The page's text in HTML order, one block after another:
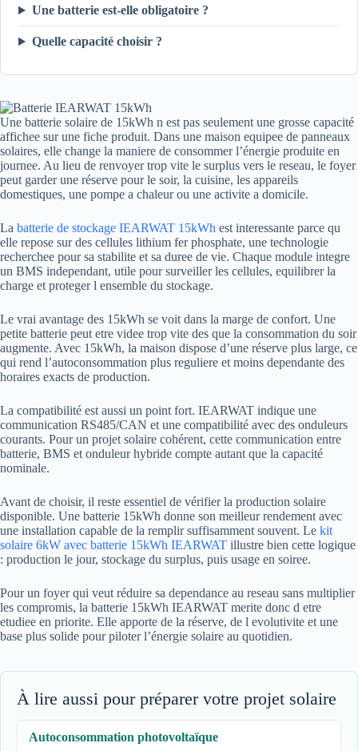
Une batterie est-elle obligatoire ?
Quelle capacité choisir ?
Une batterie solaire de 15kWh n est pas seulement une grosse capacité
affichee sur une fiche produit. Dans une maison equipee de panneaux
solaires, elle change la maniere de consommer l’énergie produite en
journee. Au lieu de renvoyer trop vite le surplus vers le reseau, le foyer
peut garder une réserve pour le soir, la cuisine, les appareils
domestiques, une pompe a chaleur ou une activite a domicile.
La batterie de stockage IEARWAT 15kWh est interessante parce qu
elle repose sur des cellules lithium fer phosphate, une technologie
recherchee pour sa stabilite et sa duree de vie. Chaque module integre
un BMS independant, utile pour surveiller les cellules, equilibrer la
charge et proteger l ensemble du stockage.
Le vrai avantage des 15kWh se voit dans la marge de confort. Une
petite batterie peut etre videe trop vite des que la consommation du soir
augmente. Avec 15kWh, la maison dispose d’une réserve plus large, ce
qui rend l’autoconsommation plus reguliere et moins dependante des
horaires exacts de production.
La compatibilité est aussi un point fort. IEARWAT indique une
communication RS485/CAN et une compatibilité avec des onduleurs
courants. Pour un projet solaire cohérent, cette communication entre
batterie, BMS et onduleur hybride compte autant que la capacité
nominale.
Avant de choisir, il reste essentiel de vérifier la production solaire
disponible. Une batterie 15kWh donne son meilleur rendement avec
une installation capable de la remplir suffisamment souvent. Le kit
solaire 6kW avec batterie 15kWh IEARWAT illustre bien cette logique
: production le jour, stockage du surplus, puis usage en soiree.
Pour un foyer qui veut réduire sa dependance au reseau sans multiplier
les compromis, la batterie 15kWh IEARWAT merite donc d etre
etudiee en priorite. Elle apporte de la réserve, de l evolutivite et une
base plus solide pour piloter l’énergie solaire au quotidien.
À lire aussi pour préparer votre projet solaire
Autoconsommation photovoltaïque